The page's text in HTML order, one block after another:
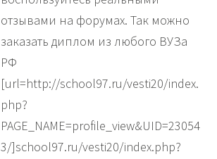
отзывами на форумах. Так можно
заказать диплом из любого ВУЗа
РФ
[url=http://school97.ru/vesti20/index.
php?
PAGE_NAME=profile_view&UID=23054
3/]school97.ru/vesti20/index.php?